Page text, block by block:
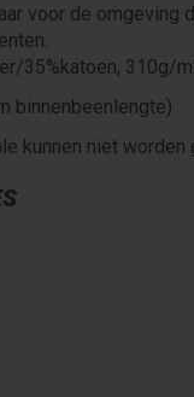
voor de omgeving
35%katoen, 310g/
binnenbeenlengte)
kunnen niet worden